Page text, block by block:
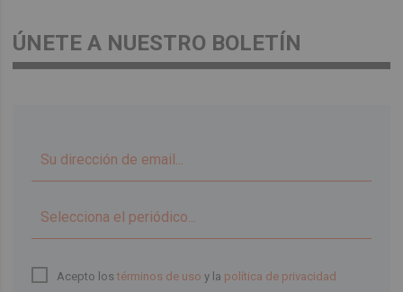
ÚNETE A NUESTRO BOLETÍN
Acepto lostérminos de uso y la política de privacidad